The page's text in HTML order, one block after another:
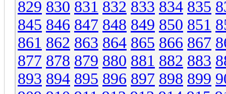
829 830 831 832 833 834 835
845 846 847 848 849 850 851
861 862 863 864 865 866 867
877 878 879 880 881 882 883
893 894 895 896 897 898 899